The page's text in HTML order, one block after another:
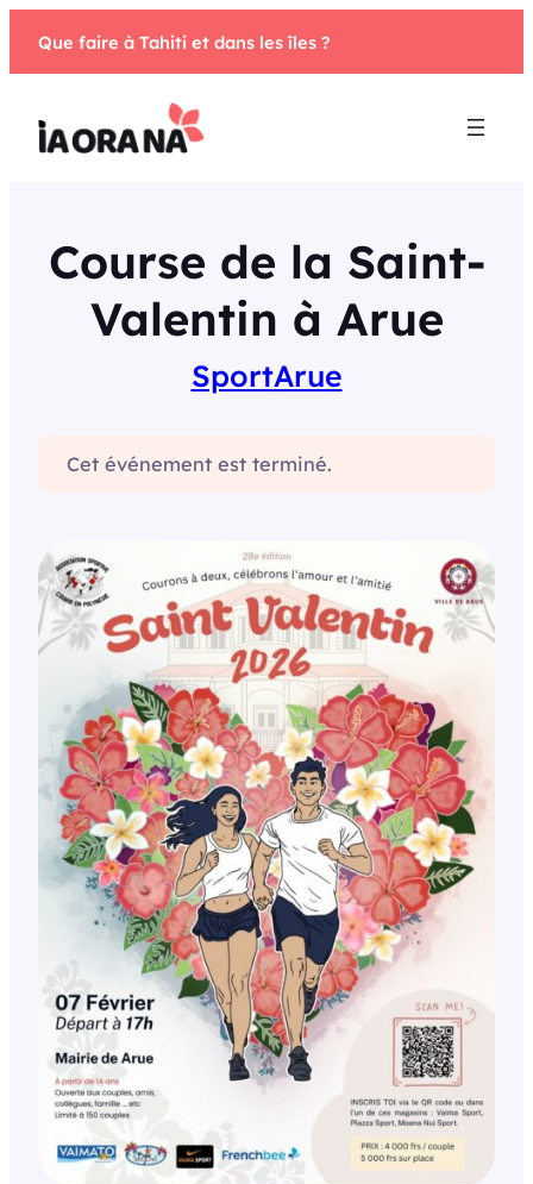
Que faire à Tahiti et dans les îles ?
Course de la Saint-
Valentin à Arue
SportArue
Cet événement est terminé.